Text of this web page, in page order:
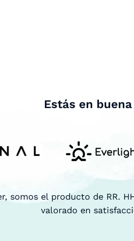
Estás en
somos el producto de RR.
valorado en